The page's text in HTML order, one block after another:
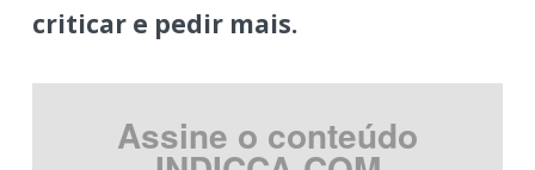
criticar e pedir mais.
Assine o conteúdo